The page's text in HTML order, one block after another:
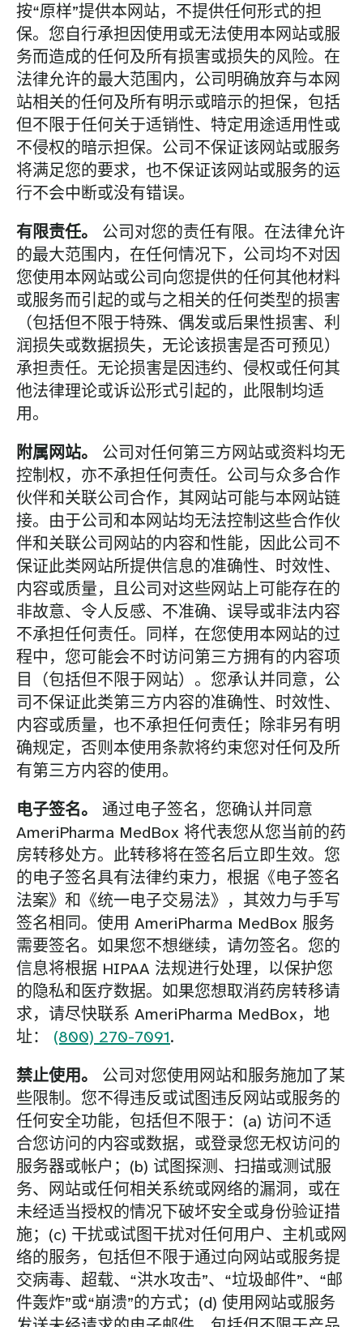
按“原样”提供本网站，不提供任何形式的担
保。您自行承担因使用或无法使用本网站或服
务而造成的任何及所有损害或损失的风险。在
法律允许的最大范围内，公司明确放弃与本网
站相关的任何及所有明示或暗示的担保，包括
但不限于任何关于适销性、特定用途适用性或
不侵权的暗示担保。公司不保证该网站或服务
将满足您的要求，也不保证该网站或服务的运
行不会中断或没有错误。
有限责任。
公司对您的责任有限。在法律允许
的最大范围内，在任何情况下，公司均不对因
您使用本网站或公司向您提供的任何其他材料
或服务而引起的或与之相关的任何类型的损害
（包括但不限于特殊、偶发或后果性损害、利
润损失或数据损失，无论该损害是否可预见）
承担责任。无论损害是因违约、侵权或任何其
他法律理论或诉讼形式引起的，此限制均适
用。
附属网站。
公司对任何第三方网站或资料均无
控制权，亦不承担任何责任。公司与众多合作
伙伴和关联公司合作，其网站可能与本网站链
接。由于公司和本网站均无法控制这些合作伙
伴和关联公司网站的内容和性能，因此公司不
保证此类网站所提供信息的准确性、时效性、
内容或质量，且公司对这些网站上可能存在的
非故意、令人反感、不准确、误导或非法内容
不承担任何责任。同样，在您使用本网站的过
程中，您可能会不时访问第三方拥有的内容项
目（包括但不限于网站）。您承认并同意，公
司不保证此类第三方内容的准确性、时效性、
内容或质量，也不承担任何责任；除非另有明
确规定，否则本使用条款将约束您对任何及所
有第三方内容的使用。
电子签名。
通过电子签名，您确认并同意
AmeriPharma MedBox 将代表您从您当前的药
房转移处方。此转移将在签名后立即生效。您
的电子签名具有法律约束力，根据《电子签名
法案》和《统一电子交易法》，其效力与手写
签名相同。使用 AmeriPharma MedBox 服务
需要签名。如果您不想继续，请勿签名。您的
信息将根据 HIPAA 法规进行处理，以保护您
的隐私和医疗数据。如果您想取消药房转移请
求，请尽快联系 AmeriPharma MedBox，地
址： (800) 270-7091.
禁止使用。
公司对您使用网站和服务施加了某
些限制。您不得违反或试图违反网站或服务的
任何安全功能，包括但不限于：(a) 访问不适
合您访问的内容或数据，或登录您无权访问的
服务器或帐户；(b) 试图探测、扫描或测试服
务、网站或任何相关系统或网络的漏洞，或在
未经适当授权的情况下破坏安全或身份验证措
施；(c) 干扰或试图干扰对任何用户、主机或网
络的服务，包括但不限于通过向网站或服务提
交病毒、超载、“洪水攻击”、“垃圾邮件”、“邮
件轰炸”或“崩溃”的方式；(d) 使用网站或服务